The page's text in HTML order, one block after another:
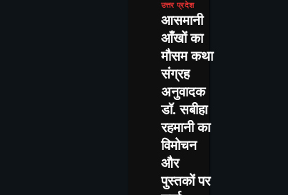
उत्तर प्रदेश
आसमानी
आँखों का
मौसम कथा
संग्रह
अनुवादक
डॉ. सबीहा
रहमानी का
विमोचन
और
पुस्तकों पर